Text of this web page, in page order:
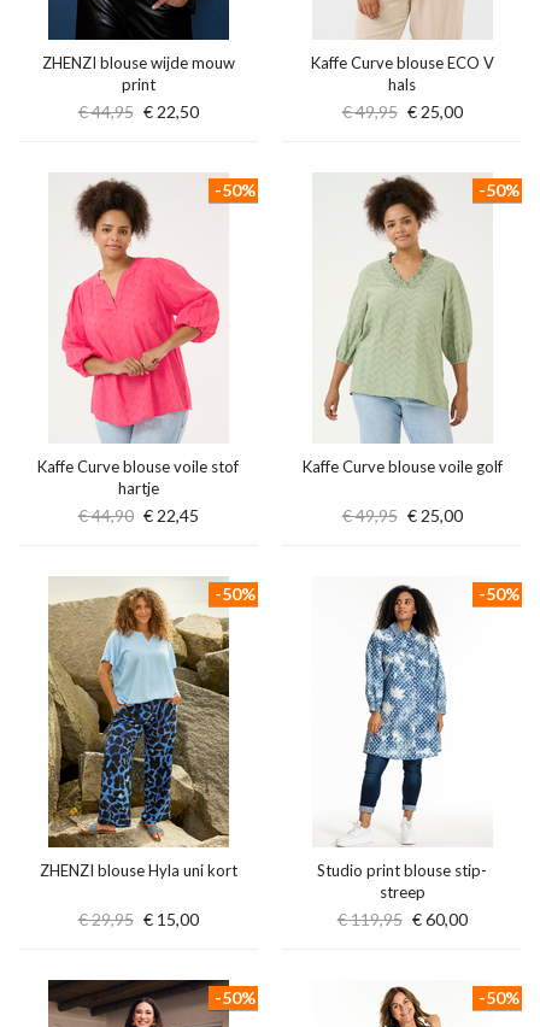
ZHENZI blouse wijde mouw
print
€ 44,95 € 22,50
Kaffe Curve blouse ECO V
hals
€ 49,95 € 25,00
Kaffe Curve blouse voile stof
hartje
€ 44,90 € 22,45
-50%
Kaffe Curve blouse voile golf
€ 49,95 € 25,00
-50%
ZHENZI blouse Hyla uni kort
€ 29,95 € 15,00
-50%
Studio print blouse stip-
streep
€ 119,95 € 60,00
-50%
-50% -50%